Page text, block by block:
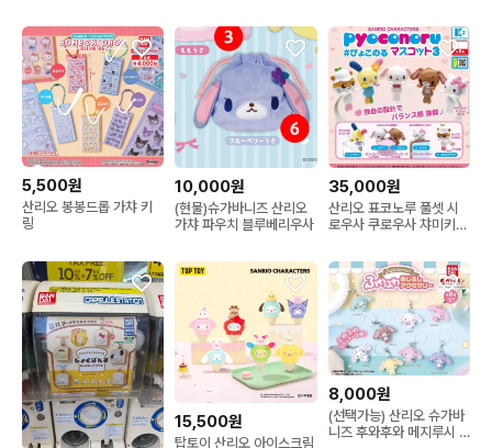
5,500원
산리오 봉봉드롭 가챠 키
링
10,000원
(현물)슈가바니즈 산리오
가챠 파우치 블루베리우사
35,000원
산리오 표코노루 풀셋 시
로우사 쿠로우사 챠미키티
15,500원
탑토이 산리오 아이스크림
8,000원
(선택가능) 산리오 슈가바
니즈 후와후와 메지루시 8